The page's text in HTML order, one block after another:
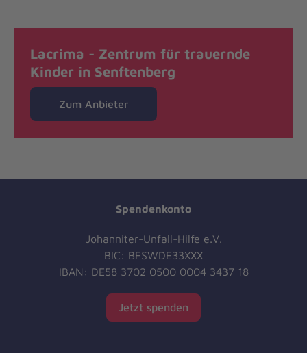
Lacrima - Zentrum für trauernde
Kinder in Senftenberg
Zum Anbieter
Spendenkonto
Johanniter-Unfall-Hilfe e.V.
BIC: BFSWDE33XXX
IBAN: DE58 3702 0500 0004 3437 18
Jetzt spenden